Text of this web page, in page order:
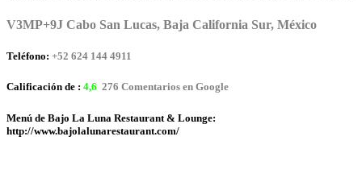
V3MP+9J Cabo San Lucas, Baja California Sur, México
Teléfono: +52 624 144 4911
Calificación de : 4,6 276 Comentarios en Google
Menú de Bajo La Luna Restaurant & Lounge:
http://www.bajolalunarestaurant.com/